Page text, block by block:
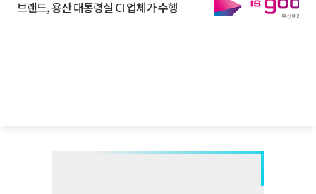
브랜드, 용산 대통령실 CI 업체가 수행